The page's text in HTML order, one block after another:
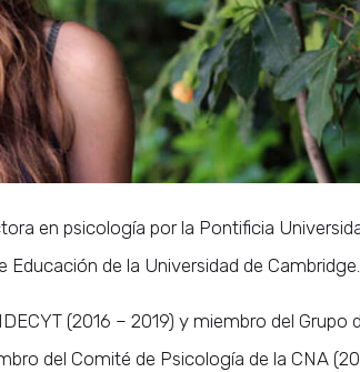
en psicología por la Pontificia
de la Universidad de Cambridge.
(2016 – 2019) y miembro del Grupo
del Comité de Psicología de la CNA